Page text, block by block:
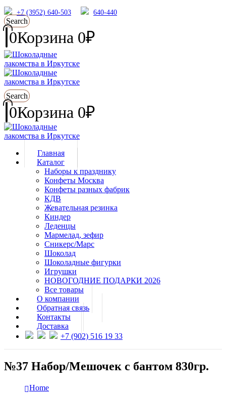
+7 (3952) 640-503 640-440
Search
0Корзина 0₽
Search
0Корзина 0₽
Главная
Каталог
Наборы к празднику
Конфеты Москва
Конфеты разных фабрик
КДВ
Жевательная резинка
Киндер
Леденцы
Мармелад, зефир
Сникерс/Марс
Шоколад
Шоколадные фигурки
Игрушки
НОВОГОДНИЕ ПОДАРКИ 2026
Все товары
О компании
Обратная связь
Контакты
Доставка
+7 (902) 516 19 33
№37 Набор/Мешочек с бантом 830гр.
Home